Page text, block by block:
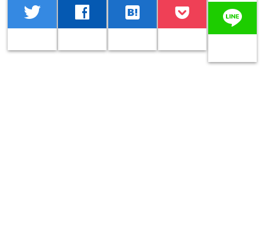
twitter facebook hatenabookmark line